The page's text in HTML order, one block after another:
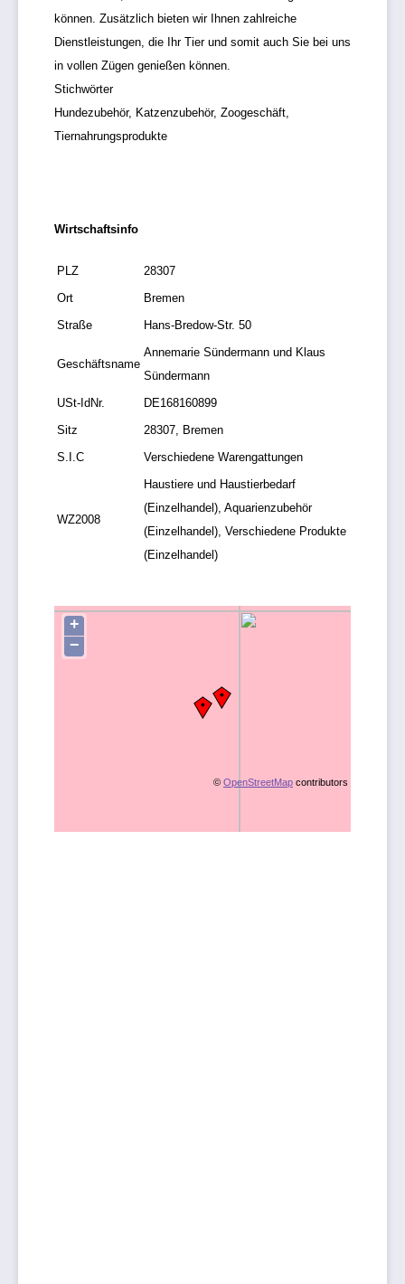
können. Zusätzlich bieten wir Ihnen zahlreiche
Dienstleistungen, die Ihr Tier und somit auch Sie bei uns
in vollen Zügen genießen können.
Stichwörter
Hundezubehör, Katzenzubehör, Zoogeschäft,
Tiernahrungsprodukte
Wirtschaftsinfo
PLZ
28307
Ort
Bremen
Straße
Hans-Bredow-Str. 50
Geschäftsname
Annemarie Sündermann und Klaus
Sündermann
USt-IdNr.
DE168160899
Sitz
28307, Bremen
S.I.C
Verschiedene Warengattungen
WZ2008
Haustiere und Haustierbedarf
(Einzelhandel), Aquarienzubehör
(Einzelhandel), Verschiedene Produkte
(Einzelhandel)
+
−
© OpenStreetMap contributors